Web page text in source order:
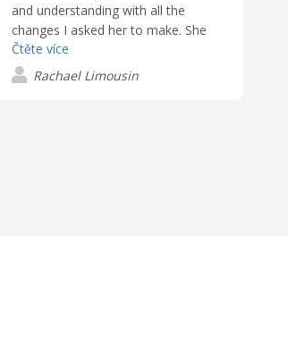
and understanding with all the
changes I asked her to make. She
was a wonderful resource. The
customer service was TOP- NOTCH!
Čtěte více
Rachael Limousin